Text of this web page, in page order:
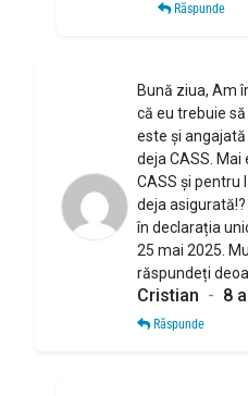
Răspunde
Bună ziua, Am
că eu trebuie
este și
deja CASS.
CASS și pentru
deja
în declarația
25 mai 2025.
răspundeți
Cristian - 8
Răspunde